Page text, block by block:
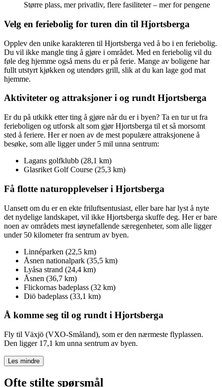
Større plass, mer privatliv, flere fasiliteter – mer for pengene
Velg en feriebolig for turen din til Hjortsberga
Opplev den unike karakteren til Hjortsberga ved å bo i en feriebolig.
Du vil ikke mangle ting å gjøre i området. Med en feriebolig vil du
føle deg hjemme også mens du er på ferie. Mange av boligene har
fullt utstyrt kjøkken og utendørs grill, slik at du kan lage god mat
hjemme.
Aktiviteter og attraksjoner i og rundt Hjortsberga
Er du på utkikk etter ting å gjøre når du er i byen? Ta en tur ut fra
ferieboligen og utforsk alt som gjør Hjortsberga til et så morsomt
sted å feriere. Her er noen av de mest populære attraksjonene å
besøke, som alle ligger under 5 mil unna sentrum:
Lagans golfklubb (28,1 km)
Glasriket Golf Course (25,3 km)
Få flotte naturopplevelser i Hjortsberga
Uansett om du er en ekte friluftsentusiast, eller bare har lyst å nyte
det nydelige landskapet, vil ikke Hjortsberga skuffe deg. Her er bare
noen av områdets mest iøynefallende særegenheter, som alle ligger
under 50 kilometer fra sentrum av byen.
Linnéparken (22,5 km)
Åsnen nationalpark (35,5 km)
Lyåsa strand (24,4 km)
Åsnen (36,7 km)
Flickornas badeplass (32 km)
Diö badeplass (33,1 km)
Å komme seg til og rundt i Hjortsberga
Fly til Växjö (VXO-Småland), som er den nærmeste flyplassen.
Den ligger 17,1 km unna sentrum av byen.
Les mindre
Ofte stilte spørsmål